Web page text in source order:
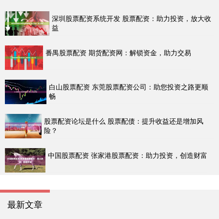
深圳股票配资系统开发 股票配资：助力投资，放大收
益
番禺股票配资 期货配资网：解锁资金，助力交易
白山股票配资 东莞股票配资公司：助您投资之路更顺
畅
股票配资论坛是什么 股票配债：提升收益还是增加风
险？
中国股票配资 张家港股票配资：助力投资，创造财富
最新文章